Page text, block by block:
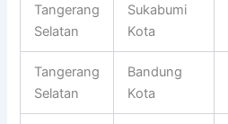
Tangerang
Selatan
Sukabumi
Kota
Tangerang
Selatan
Bandung
Kota